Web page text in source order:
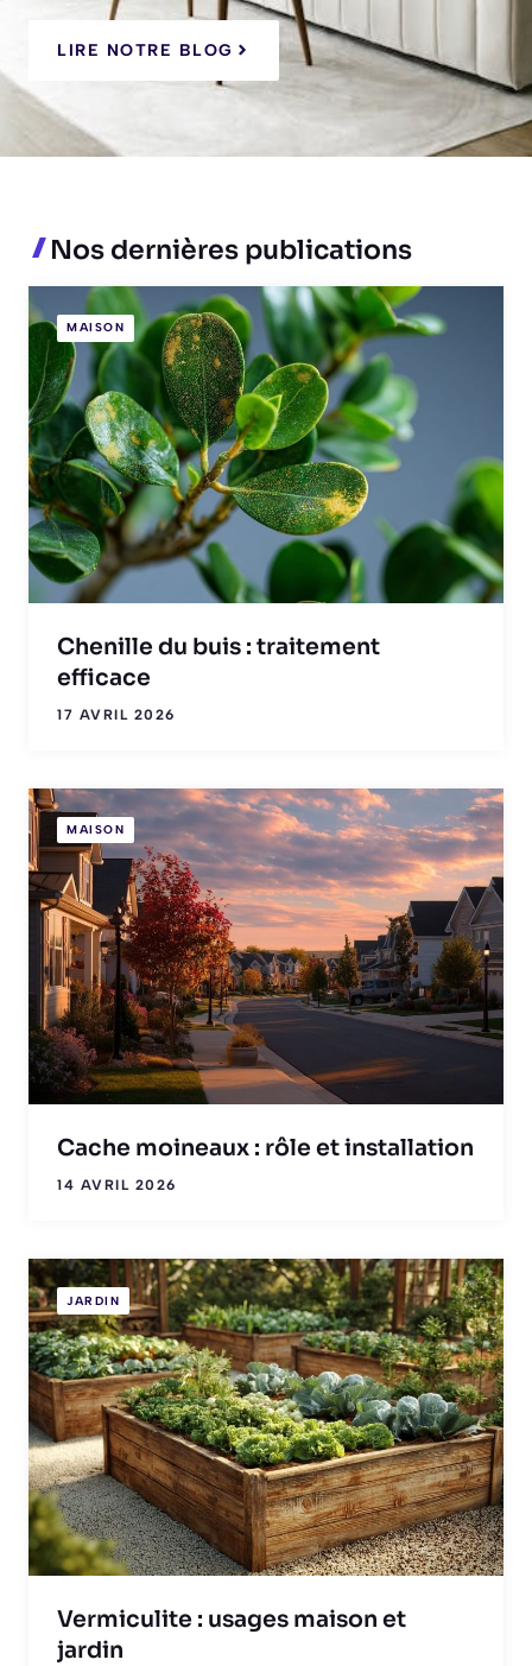
LIRE NOTRE BLOG
Nos dernières publications
MAISON
Chenille du buis : traitement
efficace
17 AVRIL 2026
MAISON
Cache moineaux : rôle et installation
14 AVRIL 2026
JARDIN
Vermiculite : usages maison et
jardin